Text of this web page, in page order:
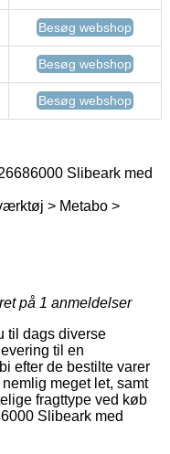
Besøg webshop
Besøg webshop
Besøg webshop
Slibeark med
> Metabo >
på 1 anmeldelser
til dags diverse
til en
efter de bestilte varer
meget let, samt
fragttype ved køb
Slibeark med